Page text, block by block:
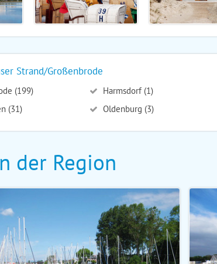
Strand/Großenbrode
(199)
Harmsdorf (1)
(31) Oldenburg (3)
der Region